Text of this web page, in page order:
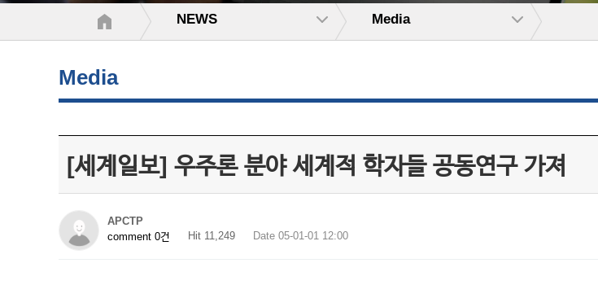
NEWS Media
Media
[세계일보] 우주론 분야 세계적 학자들 공동연구 가져
APCTP
comment 0건
Hit 11,249 Date 05-01-01 12:00